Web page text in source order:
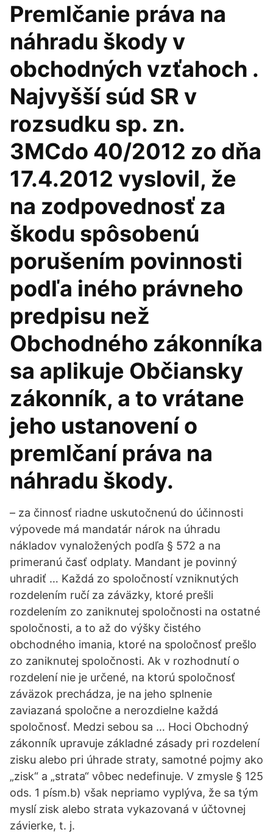
Premlčanie práva na
náhradu škody v
obchodných vzťahoch .
Najvyšší súd SR v
rozsudku sp. zn.
3MCdo 40/2012 zo dňa
17.4.2012 vyslovil, že
na zodpovednosť za
škodu spôsobenú
porušením povinnosti
podľa iného právneho
predpisu než
Obchodného zákonníka
sa aplikuje Občiansky
zákonník, a to vrátane
jeho ustanovení o
premlčaní práva na
náhradu škody.
– za činnosť riadne uskutočnenú do účinnosti
výpovede má mandatár nárok na úhradu
nákladov vynaložených podľa § 572 a na
primeranú časť odplaty. Mandant je povinný
uhradiť … Každá zo spoločností vzniknutých
rozdelením ručí za záväzky, ktoré prešli
rozdelením zo zaniknutej spoločnosti na ostatné
spoločnosti, a to až do výšky čistého
obchodného imania, ktoré na spoločnosť prešlo
zo zaniknutej spoločnosti. Ak v rozhodnutí o
rozdelení nie je určené, na ktorú spoločnosť
záväzok prechádza, je na jeho splnenie
zaviazaná spoločne a nerozdielne každá
spoločnosť. Medzi sebou sa … Hoci Obchodný
zákonník upravuje základné zásady pri rozdelení
zisku alebo pri úhrade straty, samotné pojmy ako
„zisk“ a „strata“ vôbec nedefinuje. V zmysle § 125
ods. 1 písm.b) však nepriamo vyplýva, že sa tým
myslí zisk alebo strata vykazovaná v účtovnej
závierke, t. j.